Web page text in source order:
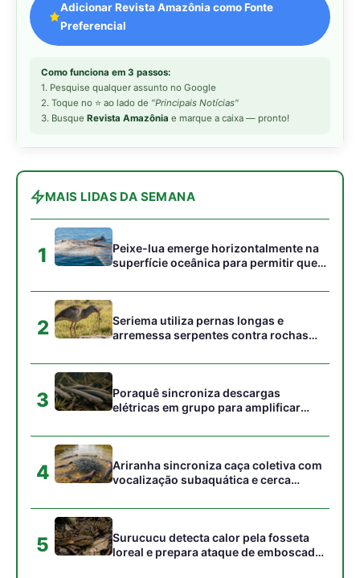
Adicionar Revista Amazônia como Fonte
Preferencial
Como funciona em 3 passos:
1. Pesquise qualquer assunto no Google
2. Toque no ⭐ ao lado de "Principais Notícias"
3. Busque Revista Amazônia e marque a caixa — pronto!
MAIS LIDAS DA SEMANA
1
Peixe-lua emerge horizontalmente na
superfície oceânica para permitir que
acumulados em sua pele
2
Seriema utiliza pernas longas e
arremessa serpentes contra rochas
campos
3
Poraquê sincroniza descargas
elétricas em grupo para amplificar
peixes maiores na Amazônia
4
Ariranha sincroniza caça coletiva com
vocalização subaquática e cerca
5
Surucucu detecta calor pela fosseta
loreal e prepara ataque de emboscada